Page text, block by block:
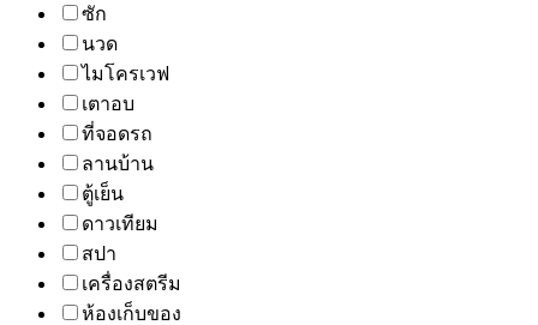
ซัก
นวด
ไมโครเวฟ
เตาอบ
ที่จอดรถ
ลานบ้าน
ตู้เย็น
ดาวเทียม
สปา
เครื่องสตรีม
ห้องเก็บของ